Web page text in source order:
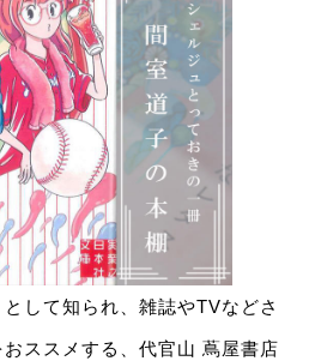
として知られ、雑誌やTVなどさ
ススメする、代官山 蔦屋書店